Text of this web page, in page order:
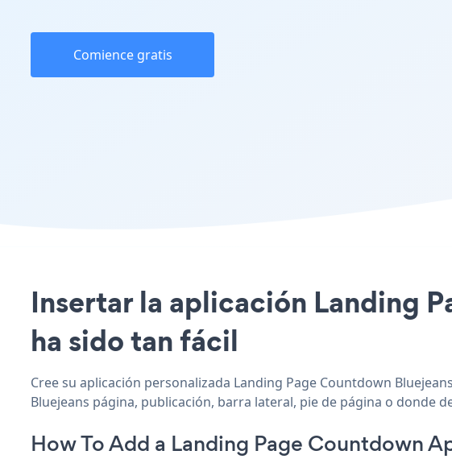
Comience gratis
Insertar la aplicación Landing
ha sido tan fácil
Cree su aplicación personalizada Landing Page Countdown
Bluejeans página, publicación, barra lateral, pie de página o donde
How To Add a Landing Page Countdown